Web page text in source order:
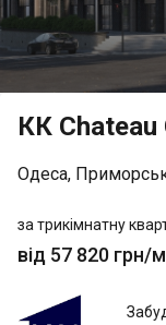
КК Chateau
Одеса,
за трикімнатну
від 57 820 грн/
BudCapital